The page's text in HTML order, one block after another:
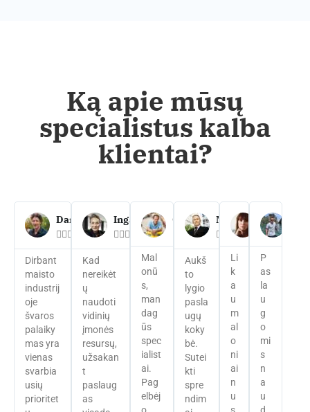
Ką apie mūsų
specialistus kalba
klientai​?
Darius
 
Dirbant
maisto
industrij
oje
švaros
palaiky
mas yra
vienas
svarbia
usių
prioritet
Inga

Kad
nereikėt
ų
naudoti
vidinių
įmonės
resursų,
užsakan
t
paslaug
as
Gintaras

Mal
onū
s,
man
dag
ūs
spec
ialist
ai.
Pag
elbėj
Marius


Aukš
to
lygio
pasla
ugų
koky
bė.
Sutei
kti
spre
ndim
Jurga

Li
k
a
u
m
al
o
ni
ai
n
u
P
as
la
u
g
o
mi
s
n
a
u